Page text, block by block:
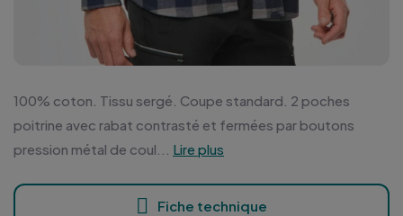
100% coton. Tissu sergé. Coupe standard. 2 poches
poitrine avec rabat contrasté et fermées par boutons
pression métal de coul...
Lire plus
Fiche technique